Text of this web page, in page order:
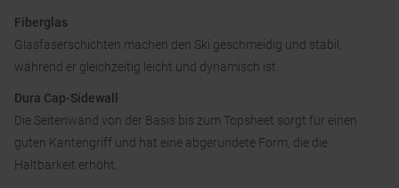
Fiberglas
Glasfaserschichten machen den Ski geschmeidig und stabil,
während er gleichzeitig leicht und dynamisch ist.
Dura Cap-Sidewall
Die Seitenwand von der Basis bis zum Topsheet sorgt für einen
guten Kantengriff und hat eine abgerundete Form, die die
Haltbarkeit erhöht.